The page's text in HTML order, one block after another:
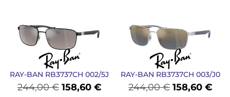
RAY-BAN RB3737CH 002/5J
244,00€ 158,60 €
RAY-BAN RB3737CH 003/J0
244,00€ 158,60€